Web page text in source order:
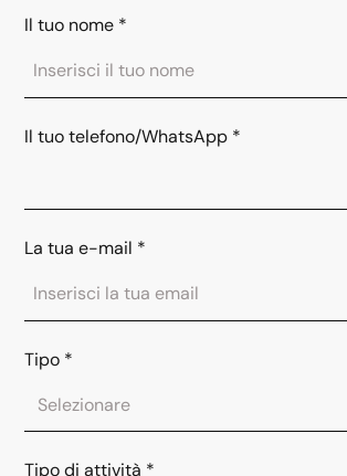
Il tuo nome *
Il tuo telefono/WhatsApp *
La tua e-mail *
Tipo *
Tipo di attività *